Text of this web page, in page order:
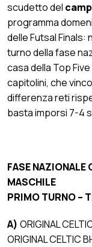
scudetto del
programma
delle Futsal Finals:
turno della fase
casa della Top
capitolini, che
differenza reti
basta imporsi 7-4
FASE NAZIONALE
MASCHILE
PRIMO TURNO –
A) ORIGINAL
ORIGINAL CELTIC